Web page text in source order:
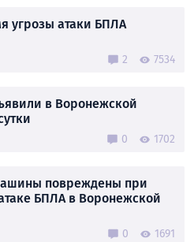
угрозы атаки БПЛА
2 7534
в Воронежской
0 1702
повреждены при
БПЛА в Воронежской
0 1691